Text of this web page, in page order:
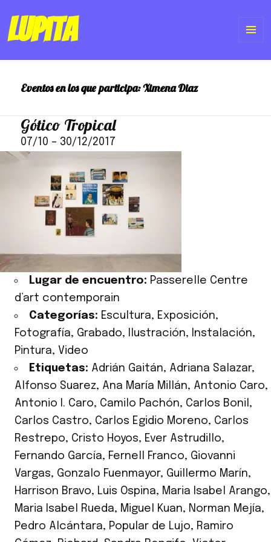
Lupita
Eventos en los que participa:Ximena Diaz
Gótico Tropical
07/10 – 30/12/2017
Lugar de encuentro: Passerelle Centre
d’art contemporain
Categorías: Escultura, Exposición,
Fotografía, Grabado, Ilustración, Instalación,
Pintura, Video
Etiquetas: Adrián Gaitán, Adriana Salazar,
Alfonso Suarez, Ana María Millán, Antonio Caro,
Antonio I. Caro, Camilo Pachón, Carlos Bonil ,
Carlos Castro, Carlos Egidio Moreno, Carlos
Restrepo, Cristo Hoyos, Ever Astrudillo,
Fernando García, Fernell Franco, Giovanni
Vargas, Gonzalo Fuenmayor, Guillermo Marín,
Harrison Bravo, Luis Ospina, Maria Isabel Arango,
Maria Isabel Rueda, Miguel Kuan, Norman Mejía,
Pedro Alcántara, Popular de Lujo, Ramiro